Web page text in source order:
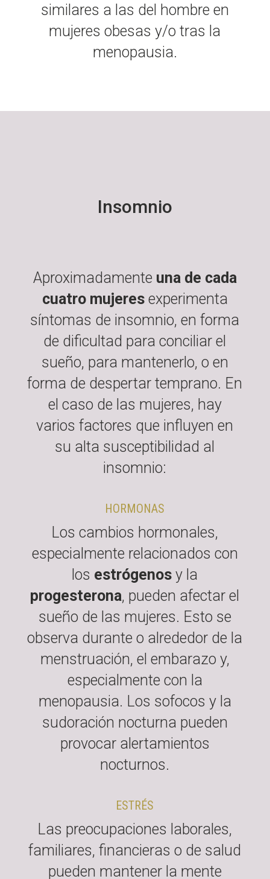
similares a las del hombre en
mujeres obesas y/o tras la
menopausia.
Insomnio
Aproximadamente una de cada
cuatro mujeresexperimenta
síntomas de insomnio, en forma
de dificultad para conciliar el
sueño, para mantenerlo, o en
forma de despertar temprano. En
el caso de las mujeres, hay
varios factores que influyen en
su alta susceptibilidad al
insomnio:
HORMONAS
Los cambios hormonales,
especialmente relacionados con
los estrógenos y la
progesterona, pueden afectar el
sueño de las mujeres. Esto se
observa durante o alrededor de la
menstruación, el embarazo y,
especialmente con la
menopausia. Los sofocos y la
sudoración nocturna pueden
provocar alertamientos
nocturnos.
ESTRÉS
Las preocupaciones laborales,
familiares, financieras o de salud
pueden mantener la mente